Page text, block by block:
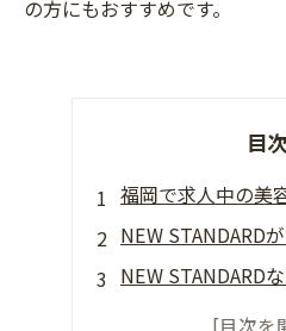
の方にもおすすめです。
目次
福岡で求人中の美
NEW STANDARD
NEW STANDARD
福岡で最高の美容